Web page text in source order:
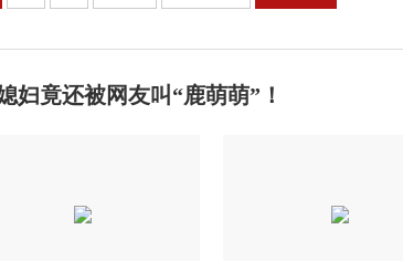
妇竟还被网友叫“鹿萌萌”！